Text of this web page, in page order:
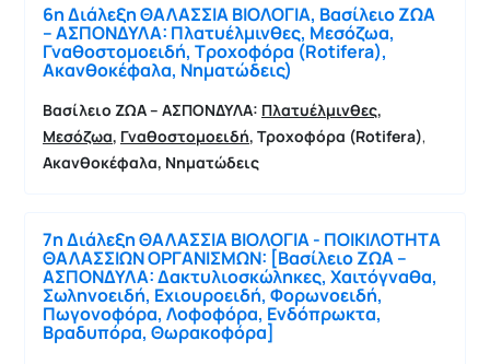
6η Διάλεξη ΘΑΛΑΣΣΙΑ ΒΙΟΛΟΓΙΑ, Βασίλειο ΖΩΑ
– ΑΣΠΟΝΔΥΛΑ: Πλατυέλμινθες, Μεσόζωα,
Γναθοστομοειδή, Τροχοφόρα (Rotifera),
Ακανθοκέφαλα, Νηματώδεις)
Βασίλειο ΖΩΑ – ΑΣΠΟΝΔΥΛΑ: Πλατυέλμινθες,
Μεσόζωα, Γναθοστομοειδή, Τροχοφόρα (Rotifera),
Ακανθοκέφαλα, Νηματώδεις
7η Διάλεξη ΘΑΛΑΣΣΙΑ ΒΙΟΛΟΓΙΑ - ΠΟΙΚΙΛΟΤΗΤΑ
ΘΑΛΑΣΣΙΩΝ ΟΡΓΑΝΙΣΜΩΝ: [Βασίλειο ΖΩΑ –
ΑΣΠΟΝΔΥΛΑ: Δακτυλιοσκώληκες, Χαιτόγναθα,
Σωληνοειδή, Εχιουροειδή, Φορωνοειδή,
Πωγονοφόρα, Λοφοφόρα, Ενδόπρωκτα,
Βραδυπόρα, Θωρακοφόρα]